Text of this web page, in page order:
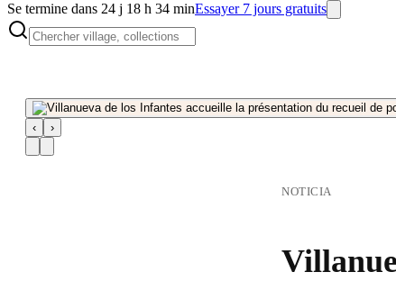
Se termine dans 24 j 18 h 34 minEssayer 7 jours gratuits
‹ ›
NOTICIA